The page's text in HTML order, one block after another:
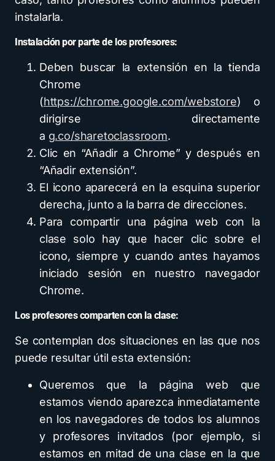
instalarla.
Instalación por parte de los profesores:
Deben buscar la extensión en la tienda
Chrome
(https://chrome.google.com/webstore) o
dirigirse directamente
a g.co/sharetoclassroom.
Clic en “Añadir a Chrome” y después en
“Añadir extensión”.
El icono aparecerá en la esquina superior
derecha, junto a la barra de direcciones.
Para compartir una página web con la
clase solo hay que hacer clic sobre el
icono, siempre y cuando antes hayamos
iniciado sesión en nuestro navegador
Chrome.
Los profesores comparten con la clase:
Se contemplan dos situaciones en las que nos
puede resultar útil esta extensión:
Queremos que la página web que
estamos viendo aparezca inmediatamente
en los navegadores de todos los alumnos
y profesores invitados (por ejemplo, si
estamos en mitad de una clase en la que